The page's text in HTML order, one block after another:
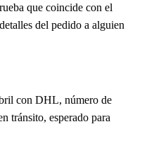
que coincide con el
del pedido a alguien
con DHL, número de
tránsito, esperado para